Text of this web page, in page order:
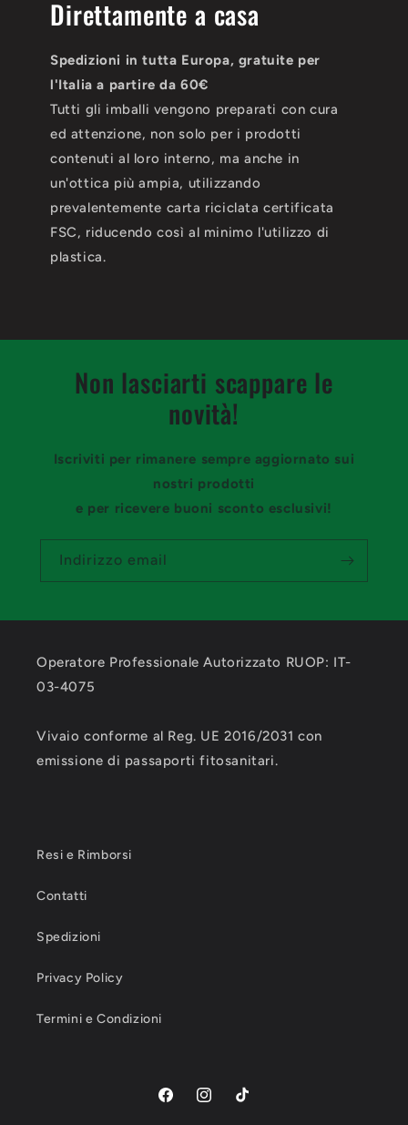
Direttamente a casa
Spedizioni in tutta Europa, gratuite per
l'Italia a partire da 60€
Tutti gli imballi vengono preparati con cura
ed attenzione, non solo per i prodotti
contenuti al loro interno, ma anche in
un'ottica più ampia, utilizzando
prevalentemente carta riciclata certificata
FSC, riducendo così al minimo l'utilizzo di
plastica.
Non lasciarti scappare le
novità!
Iscriviti per rimanere sempre aggiornato sui
nostri prodotti
e per ricevere buoni sconto esclusivi!
Indirizzo email
Operatore Professionale Autorizzato RUOP: IT-
03-4075
Vivaio conforme al Reg. UE 2016/2031 con
emissione di passaporti fitosanitari.
Resi e Rimborsi
Contatti
Spedizioni
Privacy Policy
Termini e Condizioni
FacebookInstagramTikTok